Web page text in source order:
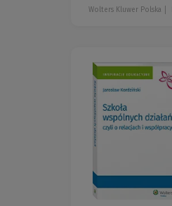
Wolters Kluwer Polska